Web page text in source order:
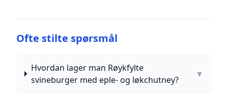
Ofte stilte spørsmål
Hvordan lager man Røykfylte
svineburger med eple- og løkchutney?
▼